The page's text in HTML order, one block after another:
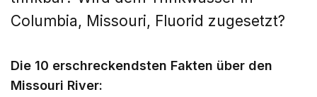
Columbia, Missouri, Fluorid zugesetzt?
Die 10 erschreckendsten Fakten über den
Missouri River: